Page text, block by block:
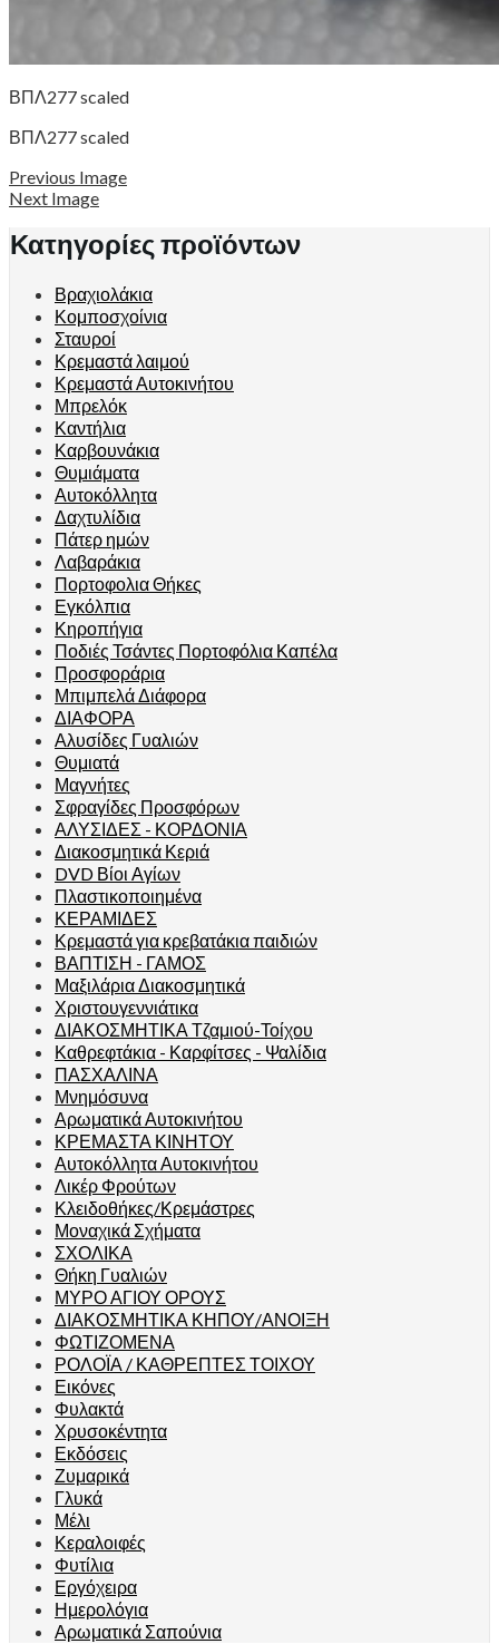
ΒΠΛ277 scaled
ΒΠΛ277 scaled
Previous Image
Next Image
Κατηγορίες προϊόντων
Βραχιολάκια
Κομποσχοίνια
Σταυροί
Κρεμαστά λαιμού
Κρεμαστά Αυτοκινήτου
Μπρελόκ
Καντήλια
Καρβουνάκια
Θυμιάματα
Αυτοκόλλητα
Δαχτυλίδια
Πάτερ ημών
Λαβαράκια
Πορτοφολια Θήκες
Εγκόλπια
Κηροπήγια
Ποδιές Τσάντες Πορτοφόλια Καπέλα
Προσφοράρια
Μπιμπελά Διάφορα
ΔΙΑΦΟΡΑ
Αλυσίδες Γυαλιών
Θυμιατά
Μαγνήτες
Σφραγίδες Προσφόρων
ΑΛΥΣΙΔΕΣ - ΚΟΡΔΟΝΙΑ
Διακοσμητικά Κεριά
DVD Βίοι Αγίων
Πλαστικοποιημένα
ΚΕΡΑΜΙΔΕΣ
Κρεμαστά για κρεβατάκια παιδιών
ΒΑΠΤΙΣΗ - ΓΑΜΟΣ
Μαξιλάρια Διακοσμητικά
Χριστουγεννιάτικα
ΔΙΑΚΟΣΜΗΤΙΚΑ Τζαμιού-Τοίχου
Καθρεφτάκια - Καρφίτσες - Ψαλίδια
ΠΑΣΧΑΛΙΝΑ
Μνημόσυνα
Αρωματικά Αυτοκινήτου
ΚΡΕΜΑΣΤΑ ΚΙΝΗΤΟΥ
Αυτοκόλλητα Αυτοκινήτου
Λικέρ Φρούτων
Κλειδοθήκες/Κρεμάστρες
Μοναχικά Σχήματα
ΣΧΟΛΙΚΑ
Θήκη Γυαλιών
ΜΥΡΟ ΑΓΙΟΥ ΟΡΟΥΣ
ΔΙΑΚΟΣΜΗΤΙΚΑ ΚΗΠΟΥ/ΑΝΟΙΞΗ
ΦΩΤΙΖΟΜΕΝΑ
ΡΟΛΟΪΑ / ΚΑΘΡΕΠΤΕΣ ΤΟΙΧΟΥ
Εικόνες
Φυλακτά
Χρυσοκέντητα
Εκδόσεις
Ζυμαρικά
Γλυκά
Μέλι
Κεραλοιφές
Φυτίλια
Εργόχειρα
Ημερολόγια
Αρωματικά Σαπούνια